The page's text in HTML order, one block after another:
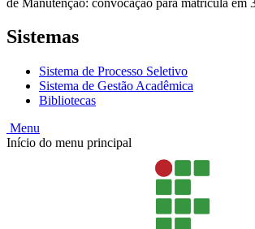
Sistemas
Sistema de Processo Seletivo
Sistema de Gestão Acadêmica
Bibliotecas
Menu
Início do menu principal